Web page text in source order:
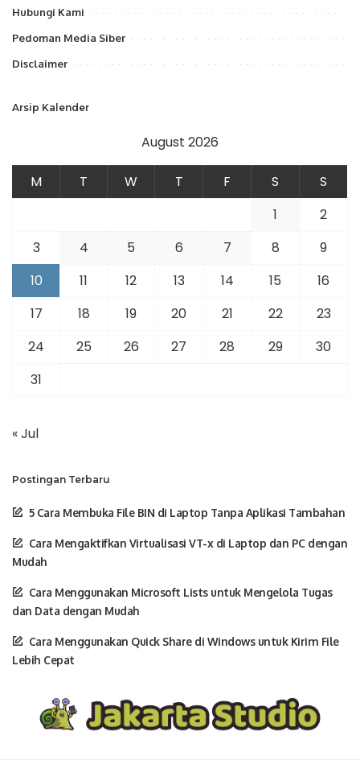
Hubungi Kami
Pedoman Media Siber
Disclaimer
Arsip Kalender
August 2026
M T W T F S
S
1
2
3
4 5 6 7 8
9
10
11 12 13 14 15
16
17
18 19 20 21 22
23
24
25 26 27 28 29
30
31
« Jul
Postingan Terbaru
5 Cara Membuka File BIN di Laptop Tanpa Aplikasi Tambahan
Cara Mengaktifkan Virtualisasi VT-x di Laptop dan PC dengan
Mudah
Cara Menggunakan Microsoft Lists untuk Mengelola Tugas
dan Data dengan Mudah
Cara Menggunakan Quick Share di Windows untuk Kirim File
Lebih Cepat